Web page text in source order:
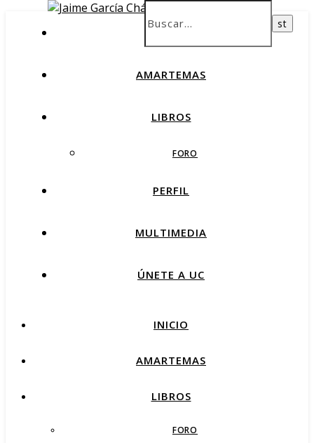
AMARTEMAS
LIBROS
FORO
PERFIL
MULTIMEDIA
ÚNETE A UC
INICIO
AMARTEMAS
LIBROS
FORO